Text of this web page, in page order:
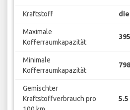
Kraftstoff
Maximale
Kofferraumkapazität
Minimale
Kofferraumkapazität
Gemischter
Kraftstoffverbrauch pro
5.5